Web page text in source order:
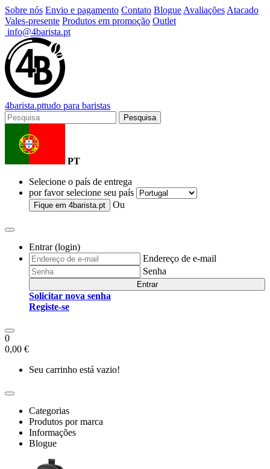
Sobre nós Envio e pagamento Contato Blogue Avaliações Atacado
Vales-presente Produtos em promoção Outlet
info@4barista.pt
4barista.pttudo para baristas
Pesquisa
PT
Selecione o país de entrega
por favor selecione seu país
Fique em 4barista.pt Ou
Entrar (login)
Endereço de e-mail
Senha
Entrar
Solicitar nova senha
Registe-se
0
0,00 €
Seu carrinho está vazio!
Categorias
Produtos por marca
Informações
Blogue